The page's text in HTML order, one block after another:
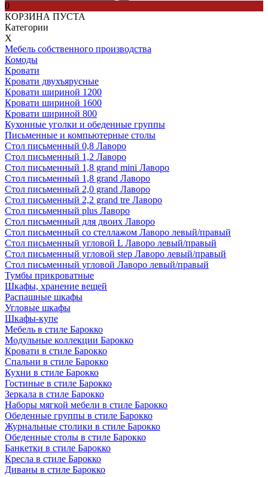
0
КОРЗИНА ПУСТА
Категории
Х
Мебель собственного производства
Комоды
Кровати
Кровати двухъярусные
Кровати шириной 1200
Кровати шириной 1600
Кровати шириной 800
Кухонные уголки и обеденные группы
Письменные и компьютерные столы
Стол письменный 0,8 Лаворо
Стол письменный 1,2 Лаворо
Стол письменный 1,8 grand mini Лаворо
Стол письменный 1,8 grand Лаворо
Стол письменный 2,0 grand Лаворо
Стол письменный 2,2 grand tre Лаворо
Стол письменный plus Лаворо
Стол письменный для двоих Лаворо
Стол письменный со стеллажом Лаворо левый/правый
Стол письменный угловой L Лаворо левый/правый
Стол письменный угловой step Лаворо левый/правый
Стол письменный угловой Лаворо левый/правый
Тумбы прикроватные
Шкафы, хранение вещей
Распашные шкафы
Угловые шкафы
Шкафы-купе
Мебель в стиле Барокко
Модульные коллекции Барокко
Кровати в стиле Барокко
Спальни в стиле Барокко
Кухни в стиле Барокко
Гостиные в стиле Барокко
Зеркала в стиле Барокко
Наборы мягкой мебели в стиле Барокко
Обеденные группы в стиле Барокко
Журнальные столики в стиле Барокко
Обеденные столы в стиле Барокко
Банкетки в стиле Барокко
Кресла в стиле Барокко
Диваны в стиле Барокко